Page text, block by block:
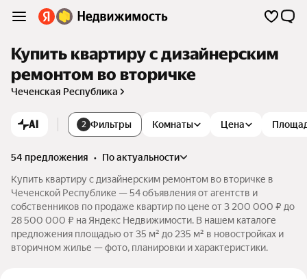
Купить квартиру с дизайнерским
ремонтом во вторичке
Чеченская Республика
AI 2 Фильтры Комнаты Цена
54 предложения •
по актуальности
Купить квартиру с дизайнерским ремонтом во вторичке в
Чеченской Республике — 54 объявления от агентств и
собственников по продаже квартир по цене от 3 200 000 ₽ до
28 500 000 ₽ на Яндекс Недвижимости. В нашем каталоге
предложения площадью от 35 м² до 235 м² в новостройках и
вторичном жилье — фото, планировки и характеристики.